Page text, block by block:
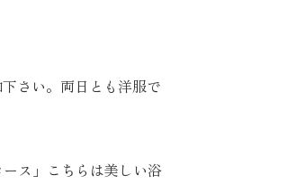
さい。両日とも洋服で
ス」こちらは美しい浴